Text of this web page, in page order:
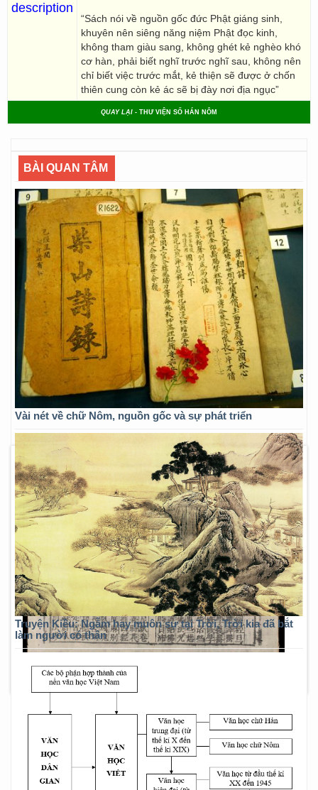
description
“Sách nói về nguồn gốc đức Phật giáng sinh,
khuyên nên siêng năng niệm Phật đọc kinh,
không tham giàu sang, không ghét kẻ nghèo khó
cơ hàn, phải biết nghĩ trước nghĩ sau, không nên
chỉ biết việc trước mắt, kẻ thiện sẽ được ở chốn
thiên cung còn kẻ ác sẽ bị đày nơi địa ngục”
QUAY LẠI - THƯ VIỆN SỐ HÁN NÔM
BÀI QUAN TÂM
Vài nét về chữ Nôm, nguồn gốc và sự phát triển
Truyện Kiều: Ngẫm hay muôn sự tại Trời, Trời kia đã bắt
làm người có thân